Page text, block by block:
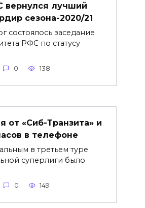
вернулся лучший
сезона-2020/21
состоялось заседание
РФС по статусу
0 138
от «Сиб-Транзита» и
в телефоне
в третьем туре
суперлиги было
0 149